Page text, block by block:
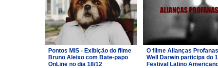
Pontos MIS - Exibição do filme
Bruno Aleixo com Bate-papo
OnLine no dia 18/12
O filme Alianças
Well Darwin participa do
Festival Latino